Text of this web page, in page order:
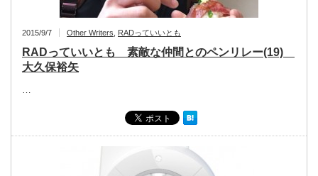
2015/9/7 Other Writers RADっていいとも
RADっていいとも 素敵な仲間とのペンリレー(19)
大久保裕矢
…